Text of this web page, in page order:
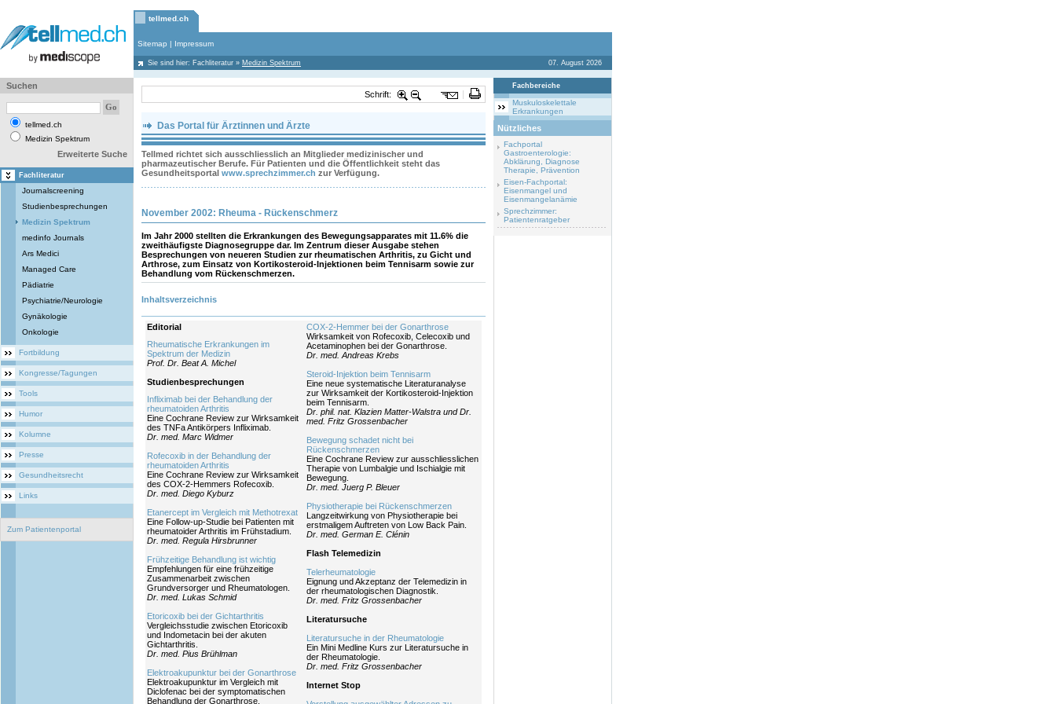
tellmed.ch
Sitemap | Impressum
Sie sind hier: Fachliteratur » Medizin Spektrum 07. August 2026
Suchen
tellmed.ch
Medizin Spektrum
Erweiterte Suche
Fachliteratur
Journalscreening
Studienbesprechungen
Medizin Spektrum
medinfo Journals
Ars Medici
Managed Care
Pädiatrie
Psychiatrie/Neurologie
Gynäkologie
Onkologie
Fortbildung
Kongresse/Tagungen
Tools
Humor
Kolumne
Presse
Gesundheitsrecht
Links
Zum Patientenportal
Schrift:
Das Portal für Ärztinnen und Ärzte
Tellmed richtet sich ausschliesslich an Mitglieder medizinischer und
pharmazeutischer Berufe. Für Patienten und die Öffentlichkeit steht das
Gesundheitsportal www.sprechzimmer.ch zur Verfügung.
November 2002: Rheuma - Rückenschmerz
Im Jahr 2000 stellten die Erkrankungen des Bewegungsapparates mit 11.6% die
zweithäufigste Diagnosegruppe dar. Im Zentrum dieser Ausgabe stehen
Besprechungen von neueren Studien zur rheumatischen Arthritis, zu Gicht und
Arthrose, zum Einsatz von Kortikosteroid-Injektionen beim Tennisarm sowie zur
Behandlung vom Rückenschmerzen.
Inhaltsverzeichnis
Editorial
Rheumatische Erkrankungen im
Spektrum der Medizin
Prof. Dr. Beat A. Michel
Studienbesprechungen
Infliximab bei der Behandlung der
rheumatoiden Arthritis
Eine Cochrane Review zur Wirksamkeit
des TNFa Antikörpers Infliximab.
Dr. med. Marc Widmer
Rofecoxib in der Behandlung der
rheumatoiden Arthritis
Eine Cochrane Review zur Wirksamkeit
des COX-2-Hemmers Rofecoxib.
Dr. med. Diego Kyburz
Etanercept im Vergleich mit Methotrexat
Eine Follow-up-Studie bei Patienten mit
rheumatoider Arthritis im Frühstadium.
Dr. med. Regula Hirsbrunner
Frühzeitige Behandlung ist wichtig
Empfehlungen für eine frühzeitige
Zusammenarbeit zwischen
Grundversorger und Rheumatologen.
Dr. med. Lukas Schmid
Etoricoxib bei der Gichtarthritis
Vergleichsstudie zwischen Etoricoxib
und Indometacin bei der akuten
Gichtarthritis.
Dr. med. Pius Brühlman
Elektroakupunktur bei der Gonarthrose
Elektroakupunktur im Vergleich mit
Diclofenac bei der symptomatischen
Behandlung der Gonarthrose.
COX-2-Hemmer bei der Gonarthrose
Wirksamkeit von Rofecoxib, Celecoxib und
Acetaminophen bei der Gonarthrose.
Dr. med. Andreas Krebs
Steroid-Injektion beim Tennisarm
Eine neue systematische Literaturanalyse
zur Wirksamkeit der Kortikosteroid-Injektion
beim Tennisarm.
Dr. phil. nat. Klazien Matter-Walstra und Dr.
med. Fritz Grossenbacher
Bewegung schadet nicht bei
Rückenschmerzen
Eine Cochrane Review zur ausschliesslichen
Therapie von Lumbalgie und Ischialgie mit
Bewegung.
Dr. med. Juerg P. Bleuer
Physiotherapie bei Rückenschmerzen
Langzeitwirkung von Physiotherapie bei
erstmaligem Auftreten von Low Back Pain.
Dr. med. German E. Clénin
Flash Telemedizin
Telerheumatologie
Eignung und Akzeptanz der Telemedizin in
der rheumatologischen Diagnostik.
Dr. med. Fritz Grossenbacher
Literatursuche
Literatursuche in der Rheumatologie
Ein Mini Medline Kurs zur Literatursuche in
der Rheumatologie.
Dr. med. Fritz Grossenbacher
Internet Stop
Fachbereiche
Muskuloskelettale
Erkrankungen
Nützliches
Fachportal
Gastroenterologie:
Abklärung, Diagnose
Therapie, Prävention
Eisen-Fachportal:
Eisenmangel und
Eisenmangelanämie
Sprechzimmer:
Patientenratgeber